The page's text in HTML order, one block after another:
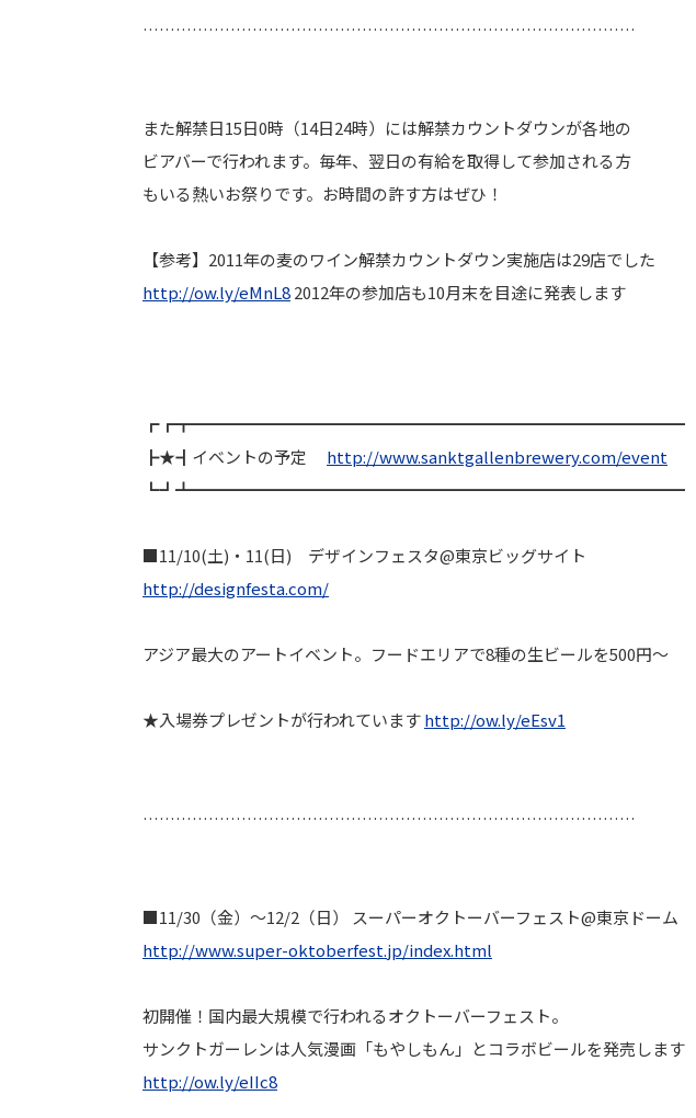
………………………………………………………………………………
また解禁日15日0時（14日24時） には解禁カウントダウンが各地の
ビアバーで行われます。毎年、翌日の有給を取得して参加される方
もいる熱いお祭りです。お時間の許す方はぜひ！
【参考】 2011年の麦のワイン解禁カウントダウン実施店は29店でした
http://ow.ly/eMnL82012年の参加店も10月末を目途に発表します
┏┏┳━━━━━━━━━━━━━━━━━━━━━━━━━━━━━━
┣★┫イベントの予定 http://www.sanktgallenbrewery.com/event
┗┛┻━━━━━━━━━━━━━━━━━━━━━━━━━━━━━━
■11/10(土)・11(日) デザインフェスタ@東京ビッグサイト
http://designfesta.com/
アジア最大のアートイベント。 フードエリアで8種の生ビールを500円～
★入場券プレゼントが行われていますhttp://ow.ly/eEsv1
………………………………………………………………………………
■11/30（金）～12/2（日） スーパーオクトーバーフェスト@東京ドーム
http://www.super-oktoberfest.jp/index.html
初開催！国内最大規模で行われるオクトーバーフェスト。
サンクトガーレンは人気漫画「もやしもん」
とコラボビールを発売します
http://ow.ly/eIIc8